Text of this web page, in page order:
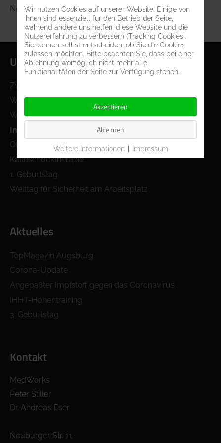
Nothilfe bei Unfällen und Katastrophen ist.
Unser Blog
Zwei Jahre MedWorks Augsburg
WHO-Welttag der Handhygiene
Welt-Herz-Tag
Internationaler Tag der ersten Hilfe
Omega 3-Fettsäuren
Kälteschocktherapie
1. Geburtstag
Welttag für Sicherheit am Arbeitsplatz
Aktuelles
TopMagazin Augsburg
Corona-Update
Angepaßter Impfstoff gegen das Coronavirus
IHHT-Höhentraining
3. Geburtstag
Kontakt
MedWorks
Peter Stiller
Dr. Andreas Eser
Neuburger Str. 11
Wir nutzen Cookies auf unserer Website. Einige von
ihnen sind essenziell für den Betrieb der Seite,
während andere uns helfen, diese Website und die
Nutzererfahrung zu verbessern (Tracking Cookies).
Sie können selbst entscheiden, ob Sie die Cookies
zulassen möchten. Bitte beachten Sie, dass bei einer
Ablehnung womöglich nicht mehr alle
Funktionalitäten der Seite zur Verfügung stehen.
Akzeptieren
Ablehnen
Weitere Informationen Impressum